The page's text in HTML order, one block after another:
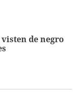
visten de negro